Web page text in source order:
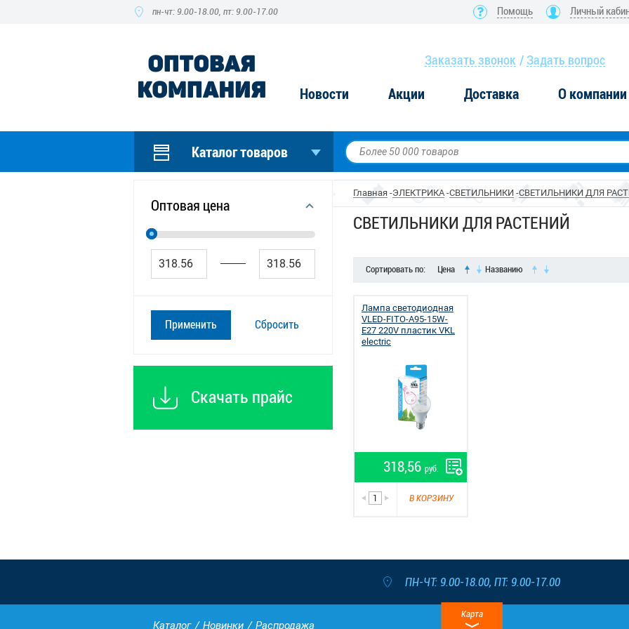
пн-чт: 9.00-18.00, пт: 9.00-17.00 Помощь Личный
Заказать звонок Задать вопрос
Новости Акции Доставка О компании
Каталог товаров
Оптовая цена
Сбросить
Скачать прайс
Главная ЭЛЕКТРИКА СВЕТИЛЬНИКИ СВЕТИЛЬНИКИ ДЛЯ
СВЕТИЛЬНИКИ ДЛЯ РАСТЕНИЙ
Сортировать по: Цена Названию
Лампа светодиодная
VLED-FITO-A95-15W-
E27 220V пластик VKL
electric
318,56 руб.
В КОРЗИНУ
ПН-ЧТ: 9.00-18.00, ПТ: 9.00-17.00
Карта
Каталог Новинки Распродажа